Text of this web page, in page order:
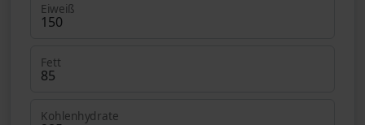
Eiweiß
Fett
Kohlenhydrate